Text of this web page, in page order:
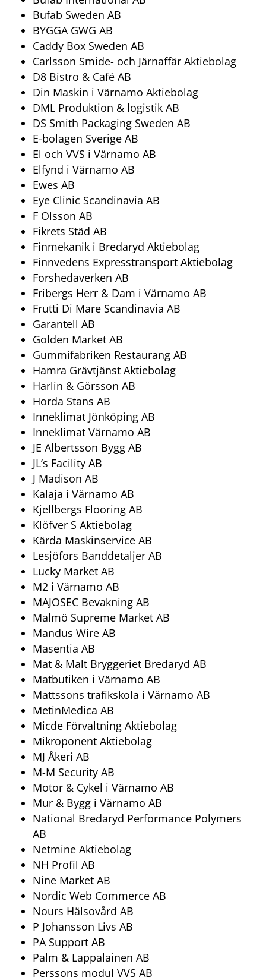
Bufab Sweden AB
BYGGA GWG AB
Caddy Box Sweden AB
Carlsson Smide- och Järnaffär Aktiebolag
D8 Bistro & Café AB
Din Maskin i Värnamo Aktiebolag
DML Produktion & logistik AB
DS Smith Packaging Sweden AB
E-bolagen Sverige AB
El och VVS i Värnamo AB
Elfynd i Värnamo AB
Ewes AB
Eye Clinic Scandinavia AB
F Olsson AB
Fikrets Städ AB
Finmekanik i Bredaryd Aktiebolag
Finnvedens Expresstransport Aktiebolag
Forshedaverken AB
Fribergs Herr & Dam i Värnamo AB
Frutti Di Mare Scandinavia AB
Garantell AB
Golden Market AB
Gummifabriken Restaurang AB
Hamra Grävtjänst Aktiebolag
Harlin & Görsson AB
Horda Stans AB
Inneklimat Jönköping AB
Inneklimat Värnamo AB
JE Albertsson Bygg AB
JL’s Facility AB
J Madison AB
Kalaja i Värnamo AB
Kjellbergs Flooring AB
Klöfver S Aktiebolag
Kärda Maskinservice AB
Lesjöfors Banddetaljer AB
Lucky Market AB
M2 i Värnamo AB
MAJOSEC Bevakning AB
Malmö Supreme Market AB
Mandus Wire AB
Masentia AB
Mat & Malt Bryggeriet Bredaryd AB
Matbutiken i Värnamo AB
Mattssons trafikskola i Värnamo AB
MetinMedica AB
Micde Förvaltning Aktiebolag
Mikroponent Aktiebolag
MJ Åkeri AB
M-M Security AB
Motor & Cykel i Värnamo AB
Mur & Bygg i Värnamo AB
National Bredaryd Performance Polymers
AB
Netmine Aktiebolag
NH Profil AB
Nine Market AB
Nordic Web Commerce AB
Nours Hälsovård AB
P Johansson Livs AB
PA Support AB
Palm & Lappalainen AB
Perssons modul VVS AB